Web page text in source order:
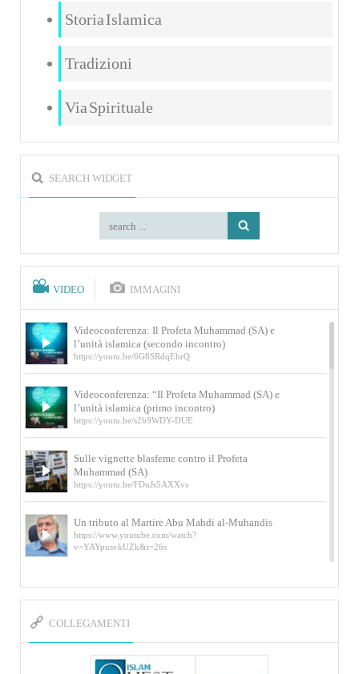
Storia Islamica
Tradizioni
Via Spirituale
SEARCH WIDGET
VIDEO IMMAGINI
Videoconferenza: Il Profeta Muhammad (SA) e
l’unità islamica (secondo incontro)
https://youtu.be/6G8SRdqEhrQ
Videoconferenza: “Il Profeta Muhammad (SA) e
l’unità islamica (primo incontro)
https://youtu.be/s2b9WDY-DUE
Sulle vignette blasfeme contro il Profeta
Muhammad (SA)
https://youtu.be/FDuJs5AXXvs
Un tributo al Martire Abu Mahdi al-Muhandis
https://www.youtube.com/watch?
v=YAYpusvkUZk&t=26s
L’Abluzione rituale (wudu) secondo l’Imam Alì
e l’Imam Khomeini
della figlia di un martire
COLLEGAMENTI